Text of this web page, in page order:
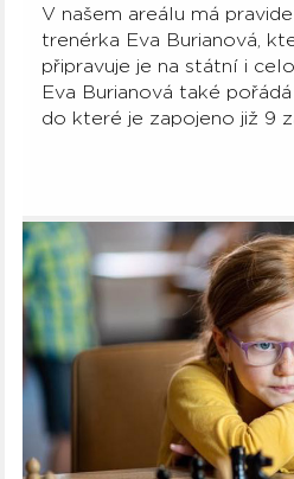
V našem areálu má
trenérka Eva Burianová,
připravuje je na státní i
Eva Burianová také pořádá
do které je zapojeno již 9